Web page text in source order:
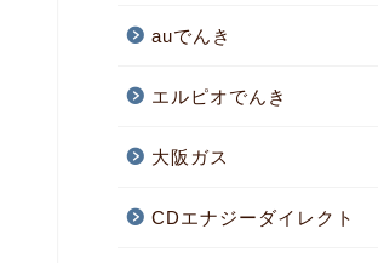
auでんき
エルピオでんき
大阪ガス
CDエナジーダイレクト